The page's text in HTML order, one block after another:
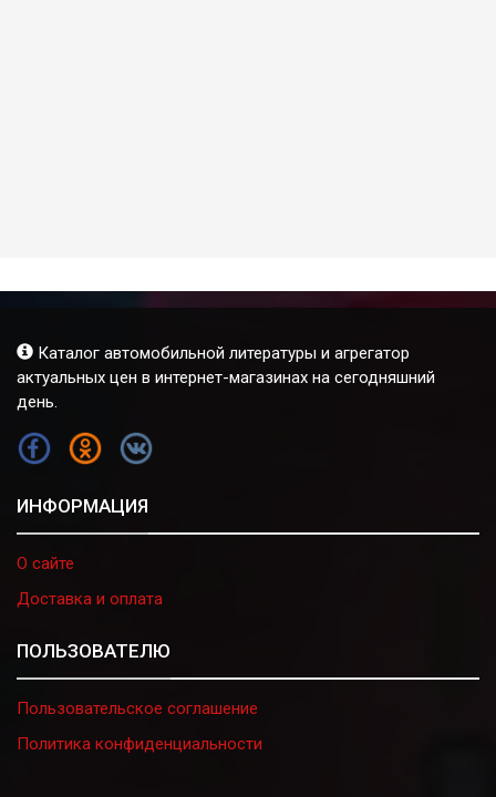
Каталог автомобильной литературы и агрегатор
актуальных цен в интернет-магазинах на сегодняшний
день.
FB OK VK
ИНФОРМАЦИЯ
О сайте
Доставка и оплата
ПОЛЬЗОВАТЕЛЮ
Пользовательское соглашение
Политика конфиденциальности